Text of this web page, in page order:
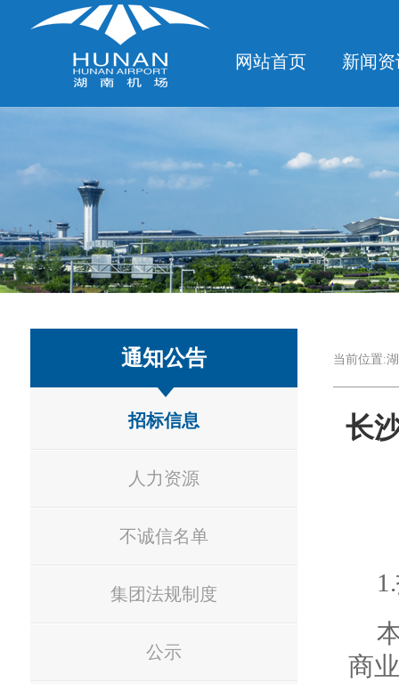
网站首页 新闻
通知公告
招标信息
人力资源
不诚信名单
集团法规制度
公示
当前位置:
长
商